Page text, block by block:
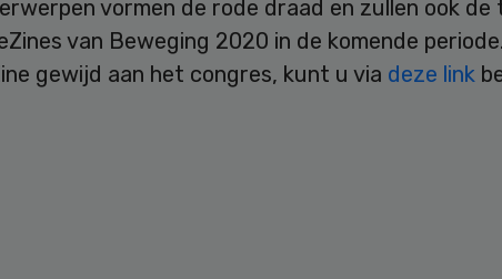
vormen de rode draad en zullen ook de
van Beweging 2020 in de komende
gewijd aan het congres, kunt u via deze link